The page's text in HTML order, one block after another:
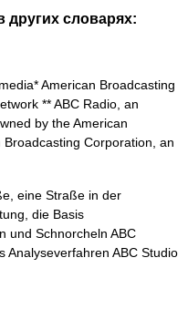
других словарях:
American Broadcasting
** ABC Radio, an
by the American
Corporation, an
eine Straße in der
die Basis
und Schnorcheln ABC
Analyseverfahren ABC Studio